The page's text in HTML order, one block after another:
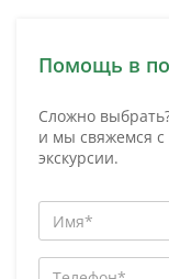
Помощь в
Сложно
и мы свяжемся
экскурсии.